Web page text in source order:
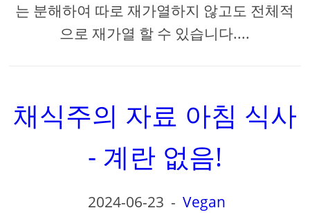
는 분해하여 따로 재가열하지 않고도 전체적
으로 재가열 할 수 있습니다....
채식주의 자료 아침 식사
- 계란 없음!
2024-06-23 - Vegan